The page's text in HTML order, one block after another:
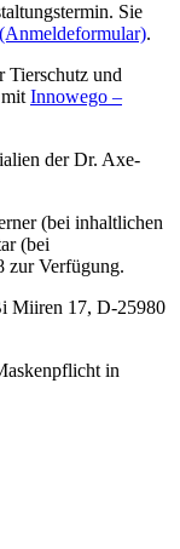
Sie
(Anmeldeformular).
Tierschutz und
Innowego –
der Dr. Axe-
(bei inhaltlichen
(bei
zur Verfügung.
Miiren 17, D-25980
in